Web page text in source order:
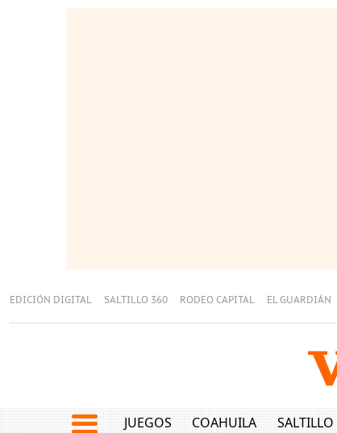
EDICIÓN DIGITAL SALTILLO 360 RODEO CAPITAL EL GUARDIÁN
JUEGOS COAHUILA SALTILLO